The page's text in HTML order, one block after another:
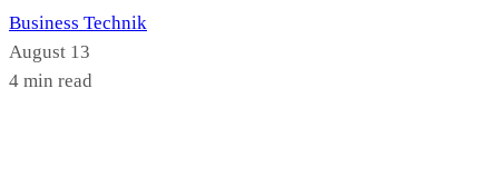
Business Technik
August 13
4 min read